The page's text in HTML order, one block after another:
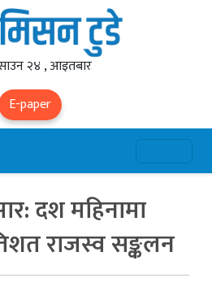
२४ , आइतबार
E-paper
दश महिनामा
राजस्व सङ्कलन